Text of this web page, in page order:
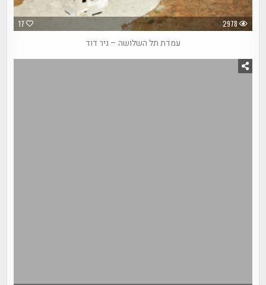
17 2978
עמדת תל השלושה – ניר דוד